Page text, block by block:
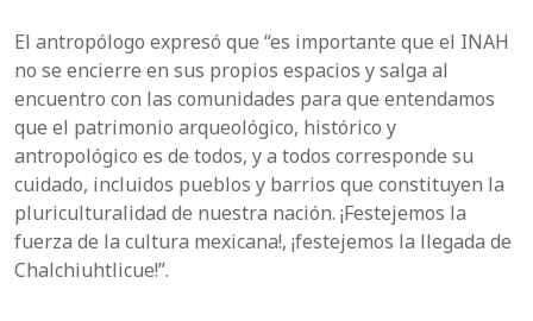
El antropólogo expresó que “es importante que el INAH
no se encierre en sus propios espacios y salga al
encuentro con las comunidades para que entendamos
que el patrimonio arqueológico, histórico y
antropológico es de todos, y a todos corresponde su
cuidado, incluidos pueblos y barrios que constituyen la
pluriculturalidad de nuestra nación. ¡Festejemos la
fuerza de la cultura mexicana!, ¡festejemos la llegada de
Chalchiuhtlicue!”.